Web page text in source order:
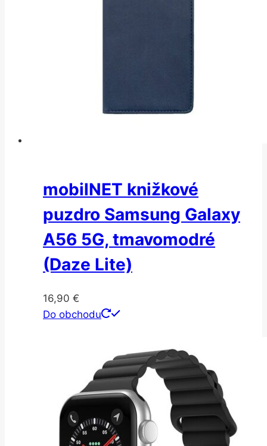
mobilNET knižkové
puzdro Samsung Galaxy
A56 5G, tmavomodré
(Daze Lite)
16,90 €
Do obchodu